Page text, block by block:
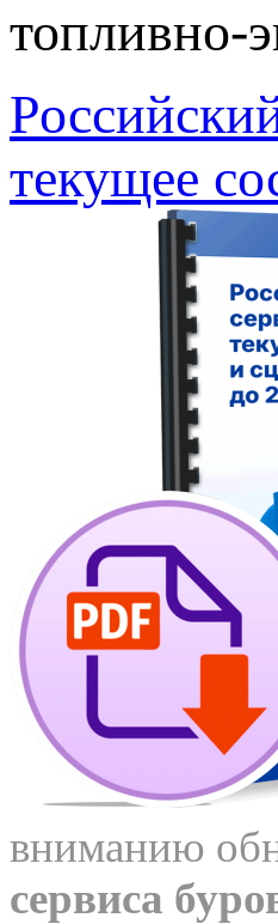
топливно-
текущее
вниманию
сервиса